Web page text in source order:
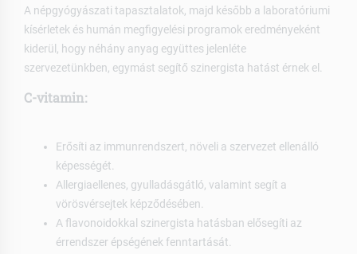
A népgyógyászati tapasztalatok, majd később a laboratóriumi
kísérletek és humán megfigyelési programok eredményeként
kiderül, hogy néhány anyag együttes jelenléte
szervezetünkben, egymást segítő szinergista hatást érnek el.
C-vitamin:
Erősíti az immunrendszert, növeli a szervezet ellenálló
képességét.
Allergiaellenes, gyulladásgátló, valamint segít a
vörösvérsejtek képződésében.
A flavonoidokkal szinergista hatásban elősegíti az
érrendszer épségének fenntartását.